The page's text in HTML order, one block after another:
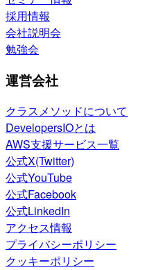
採用情報
会社説明会
勉強会
運営会社
クラスメソッドについて
DevelopersIOとは
AWS支援サービス一覧
公式X(Twitter)
公式YouTube
公式Facebook
公式LinkedIn
アクセス情報
プライバシーポリシー
クッキーポリシー